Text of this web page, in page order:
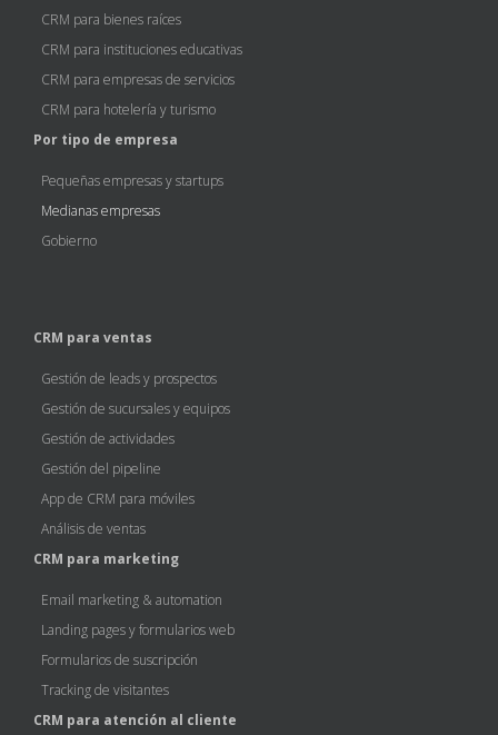
CRM para bienes raíces
CRM para instituciones educativas
CRM para empresas de servicios
CRM para hotelería y turismo
Por tipo de empresa
Pequeñas empresas y startups
Medianas empresas
Gobierno
CRM para ventas
Gestión de leads y prospectos
Gestión de sucursales y equipos
Gestión de actividades
Gestión del pipeline
App de CRM para móviles
Análisis de ventas
CRM para marketing
Email marketing & automation
Landing pages y formularios web
Formularios de suscripción
Tracking de visitantes
CRM para atención al cliente